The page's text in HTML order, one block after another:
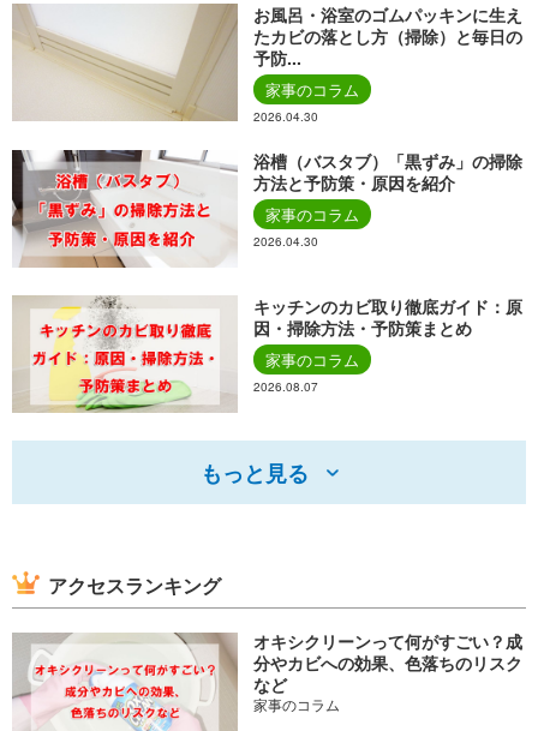
お風呂・浴室のゴムパッキンに生え
たカビの落とし方（掃除）と毎日の
予防...
家事のコラム
2026.04.30
浴槽（バスタブ）「黒ずみ」の掃除
方法と予防策・原因を紹介
家事のコラム
2026.04.30
キッチンのカビ取り徹底ガイド：原
因・掃除方法・予防策まとめ
家事のコラム
2026.08.07
もっと見る
アクセスランキング
オキシクリーンって何がすごい？成
分やカビへの効果、色落ちのリスク
など
家事のコラム